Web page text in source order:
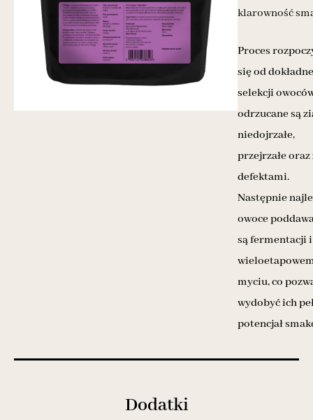
klarowność
Proces
się od
selekcji
odrzucane są
niedojrzałe,
przejrzałe oraz
defektami.
Następnie
owoce
są fermentacji i
myciu, co
wydobyć ich
potencjał
Dodatki